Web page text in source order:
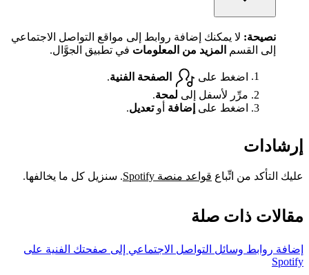
نصيحة: لا يمكنك إضافة روابط إلى مواقع التواصل الاجتماعي
إلى القسم
المزيد من المعلومات في تطبيق الجوَّال.
اضغط على الصفحة الفنية.
مرِّر لأسفل إلى لمحة.
اضغط على إضافة أوتعديل.
إرشادات
عليك التأكد من اتِّباع قواعد منصة Spotify . سنزيل كل ما يخالفها.
مقالات ذات صلة
إضافة روابط وسائل التواصل الاجتماعي إلى صفحتك الفنية على
Spotify